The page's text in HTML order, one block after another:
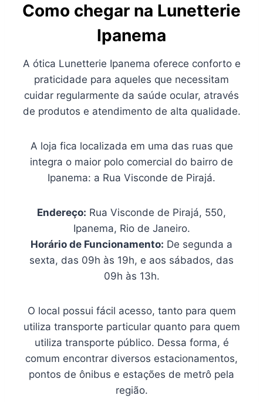
Como chegar na Lunetterie
Ipanema
A ótica Lunetterie Ipanema oferece conforto e
praticidade para aqueles que necessitam
cuidar regularmente da saúde ocular, através
de produtos e atendimento de alta qualidade.
A loja fica localizada em uma das ruas que
integra o maior polo comercial do bairro de
Ipanema: a Rua Visconde de Pirajá.
Endereço: Rua Visconde de Pirajá, 550,
Ipanema, Rio de Janeiro.
Horário de Funcionamento: De segunda a
sexta, das 09h às 19h, e aos sábados, das
09h às 13h.
O local possui fácil acesso, tanto para quem
utiliza transporte particular quanto para quem
utiliza transporte público. Dessa forma, é
comum encontrar diversos estacionamentos,
pontos de ônibus e estações de metrô pela
região.